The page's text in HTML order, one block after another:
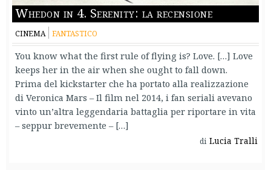
Whedon in 4. Serenity: la recensione
CINEMA FANTASTICO
You know what the first rule of flying is? Love. […] Love
keeps her in the air when she ought to fall down.
Prima del kickstarter che ha portato alla realizzazione
di Veronica Mars – Il film nel 2014, i fan seriali avevano
vinto un’altra leggendaria battaglia per riportare in vita
– seppur brevemente – […]
di Lucia Tralli